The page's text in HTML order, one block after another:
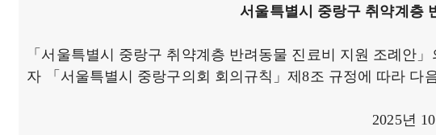
서울특별시 중랑구 취약계층
「서울특별시 중랑구 취약계층 반려동물 진료비 지원 조례안
자 「서울특별시 중랑구의회 회의규칙」제8조 규정에 따라 다
2025년